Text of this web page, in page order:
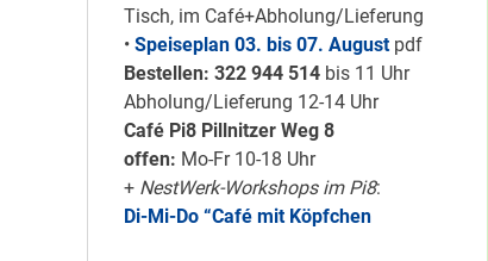
Tisch, im Café+Abholung/Lieferung
• Speiseplan 03. bis 07. August pdf
Bestellen: 322 944 514bis 11 Uhr
Abholung/Lieferung 12-14 Uhr
Café Pi8 Pillnitzer Weg 8
offen: Mo-Fr 10-18 Uhr
+ NestWerk-Workshops im Pi8:
Di-Mi-Do “Café mit Köpfchen
Nur grüne & gelbe
Karten für den
neuen Quartiersrat
2023-25 …
Ein echtes “PLUS”